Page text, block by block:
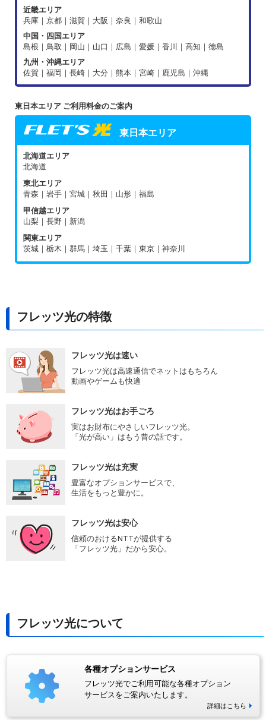
近畿エリア
兵庫｜京都｜滋賀｜大阪｜奈良｜和歌山
中国・四国エリア
島根｜鳥取｜岡山｜山口｜広島｜愛媛｜香川｜高知｜徳島
九州・沖縄エリア
佐賀｜福岡｜長崎｜大分｜熊本｜宮崎｜鹿児島｜沖縄
東日本エリア ご利用料金のご案内
東日本エリア
北海道エリア
北海道
東北エリア
青森｜岩手｜宮城｜秋田｜山形｜福島
甲信越エリア
山梨｜長野｜新潟
関東エリア
茨城｜栃木｜群馬｜埼玉｜千葉｜東京｜神奈川
フレッツ光の特徴
フレッツ光は速い
フレッツ光は高速通信でネットはもちろん
動画やゲームも快適
フレッツ光はお手ごろ
実はお財布にやさしいフレッツ光。
「光が高い」はもう昔の話です。
フレッツ光は充実
豊富なオプションサービスで、
生活をもっと豊かに。
フレッツ光は安心
信頼のおけるNTTが提供する
「フレッツ光」だから安心。
フレッツ光について
各種オプションサービス
フレッツ光でご利用可能な各種オプション
サービスをご案内いたします。
詳細はこちら